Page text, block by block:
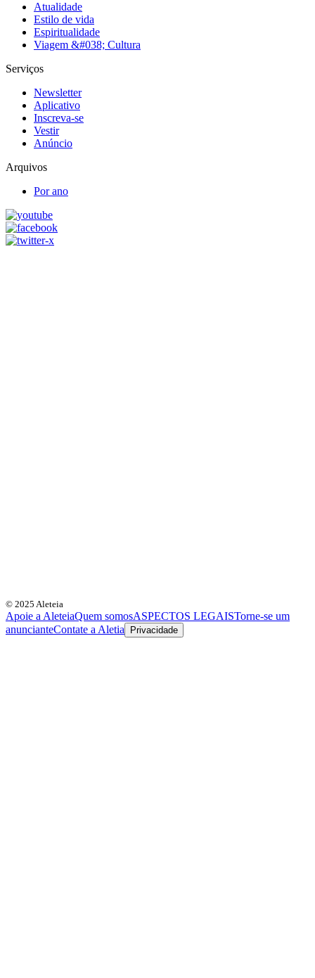
Atualidade
Estilo de vida
Espiritualidade
Viagem &#038; Cultura
Serviços
Newsletter
Aplicativo
Inscreva-se
Vestir
Anúncio
Arquivos
Por ano
© 2025 Aleteia
Apoie a AleteiaQuem somosASPECTOS LEGAISTorne-se um
anuncianteContate a Aletia Privacidade